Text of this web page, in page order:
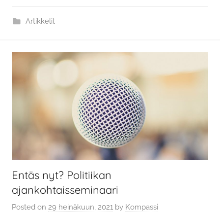
Artikkelit
Entäs nyt? Politiikan
ajankohtaisseminaari
Posted on 29 heinäkuun, 2021 by Kompassi